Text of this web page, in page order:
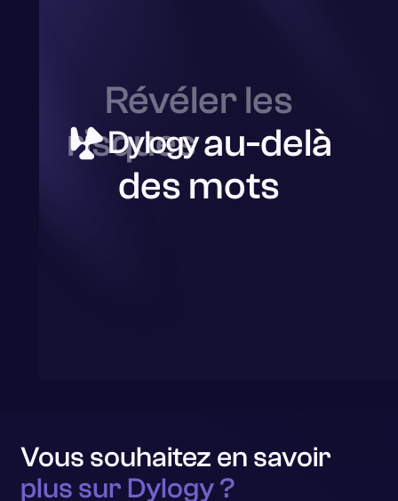
Révéler les
risquesau-delà
des mots
Vous souhaitez en savoir
plus sur Dylogy ?